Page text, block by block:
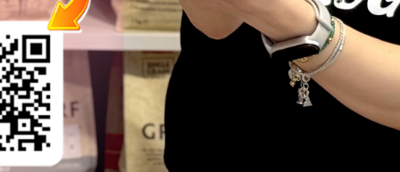
( Rəylər)
Çəki Qiymət
Almaq
ədəd
5.60